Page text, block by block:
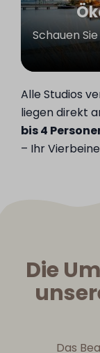
Schauen
Alle Studios
liegen direkt
bis 4
– Ihr
Die
Das